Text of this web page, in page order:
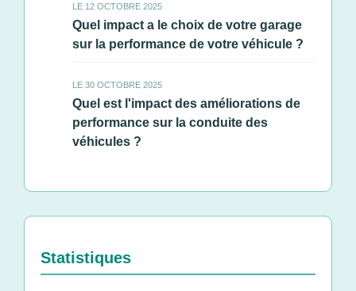
LE 12 OCTOBRE 2025
Quel impact a le choix de votre garage
sur la performance de votre véhicule ?
LE 30 OCTOBRE 2025
Quel est l'impact des améliorations de
performance sur la conduite des
véhicules ?
Statistiques